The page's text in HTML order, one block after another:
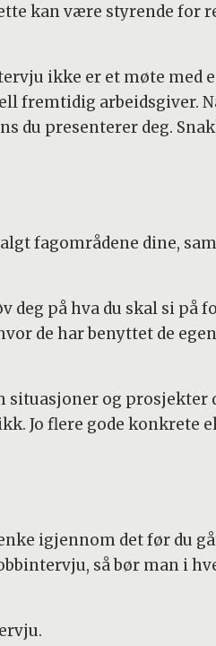
kan være styrende for
ikke er et møte med
fremtidig arbeidsgiver.
du presenterer deg.
fagområdene dine,
deg på hva du skal si på
de har benyttet de
situasjoner og prosjekter
Jo flere gode konkrete
igjennom det før du
så bør man i